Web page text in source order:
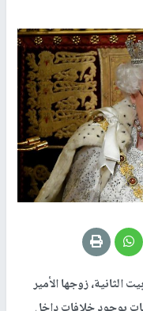
الثانية، زوجها الأمير